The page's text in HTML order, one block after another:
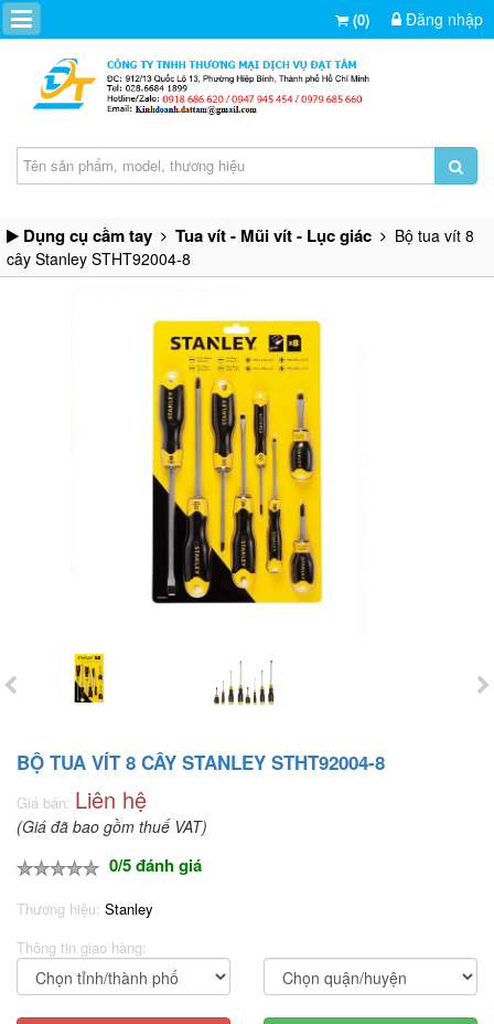
(0) Đăng nhập
Dụng cụ cầm tay Tua vít - Mũi vít - Lục giác
Bộ tua vít 8
cây Stanley STHT92004-8
BỘ TUA VÍT 8 CÂY STANLEY STHT92004-8
Giá bán: Liên hệ
(Giá đã bao gồm thuế VAT)
0/5 đánh giá
Thương hiệu: Stanley
Thông tin giao hàng: